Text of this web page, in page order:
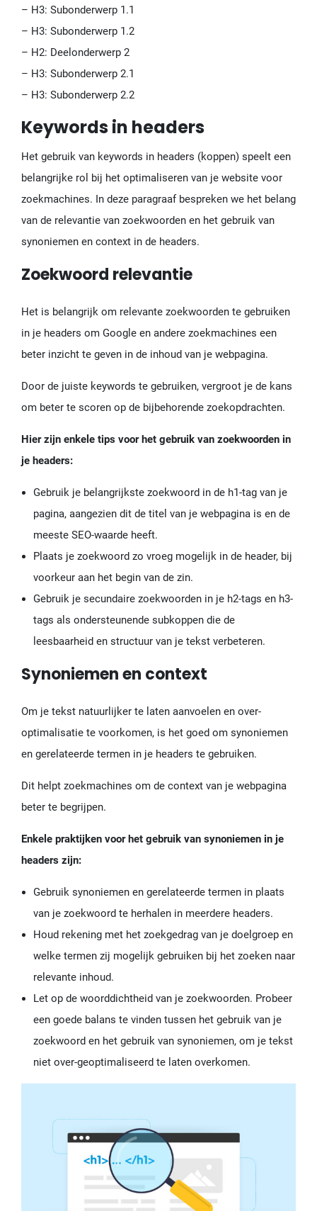
– H3: Subonderwerp 1.1
– H3: Subonderwerp 1.2
– H2: Deelonderwerp 2
– H3: Subonderwerp 2.1
– H3: Subonderwerp 2.2
Keywords in headers
Het gebruik van keywords in headers (koppen) speelt een
belangrijke rol bij het optimaliseren van je website voor
zoekmachines. In deze paragraaf bespreken we het belang
van de relevantie van zoekwoorden en het gebruik van
synoniemen en context in de headers.
Zoekwoord relevantie
Het is belangrijk om relevante zoekwoorden te gebruiken
in je headers om Google en andere zoekmachines een
beter inzicht te geven in de inhoud van je webpagina.
Door de juiste keywords te gebruiken, vergroot je de kans
om beter te scoren op de bijbehorende zoekopdrachten.
Hier zijn enkele tips voor het gebruik van zoekwoorden in
je headers:
Gebruik je belangrijkste zoekwoord in de h1-tag van je
pagina, aangezien dit de titel van je webpagina is en de
meeste SEO-waarde heeft.
Plaats je zoekwoord zo vroeg mogelijk in de header, bij
voorkeur aan het begin van de zin.
Gebruik je secundaire zoekwoorden in je h2-tags en h3-
tags als ondersteunende subkoppen die de
leesbaarheid en structuur van je tekst verbeteren.
Synoniemen en context
Om je tekst natuurlijker te laten aanvoelen en over-
optimalisatie te voorkomen, is het goed om synoniemen
en gerelateerde termen in je headers te gebruiken.
Dit helpt zoekmachines om de context van je webpagina
beter te begrijpen.
Enkele praktijken voor het gebruik van synoniemen in je
headers zijn:
Gebruik synoniemen en gerelateerde termen in plaats
van je zoekwoord te herhalen in meerdere headers.
Houd rekening met het zoekgedrag van je doelgroep en
welke termen zij mogelijk gebruiken bij het zoeken naar
relevante inhoud.
Let op de woorddichtheid van je zoekwoorden. Probeer
een goede balans te vinden tussen het gebruik van je
zoekwoord en het gebruik van synoniemen, om je tekst
niet over-geoptimaliseerd te laten overkomen.